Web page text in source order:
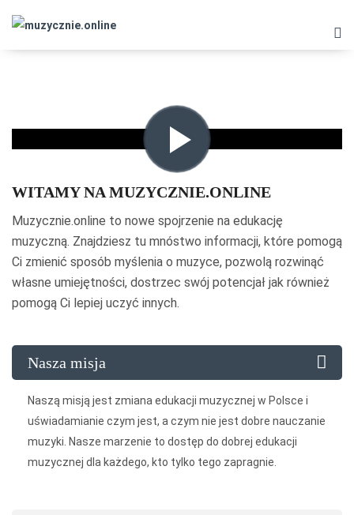
WITAMY NA MUZYCZNIE.ONLINE
Muzycznie.online to nowe spojrzenie na edukację
muzyczną. Znajdziesz tu mnóstwo informacji, które pomogą
Ci zmienić sposób myślenia o muzyce, pozwolą rozwinąć
własne umiejętności, dostrzec swój potencjał jak również
pomogą Ci lepiej uczyć innych.
Nasza misja
Naszą misją jest zmiana edukacji muzycznej w Polsce i
uświadamianie czym jest, a czym nie jest dobre nauczanie
muzyki. Nasze marzenie to dostęp do dobrej edukacji
muzycznej dla każdego, kto tylko tego zapragnie.